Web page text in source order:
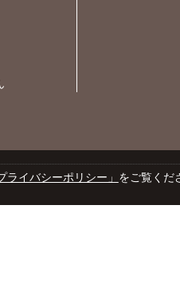
ライバシーポリシー」 をご覧くだ